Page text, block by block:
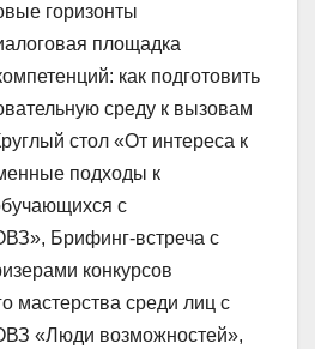
горизонты
площадка
как подготовить
среду к вызовам
стол «От интереса к
подходы к
с
Брифинг-встреча с
конкурсов
мастерства среди лиц с
«Люди возможностей»,